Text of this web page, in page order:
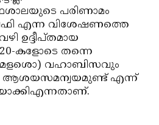
പരിണാമം
എന്ന വിശേഷണത്തെ
ഉദ്ദീപ്തമായ
കളോടെ തന്നെ
വഹാബിസവും
ആശയസമന്വയമുണ്ട് എന്ന്